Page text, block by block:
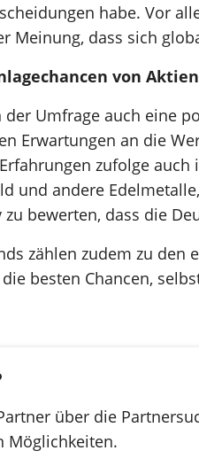
habe. Vor
Meinung, dass sich
von
Umfrage auch eine
Erwartungen an die
zufolge
und andere
bewerten, dass die
zählen zudem zu
besten Chancen,
über die
Möglichkeiten.